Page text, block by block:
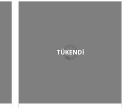
TÜKENDİ